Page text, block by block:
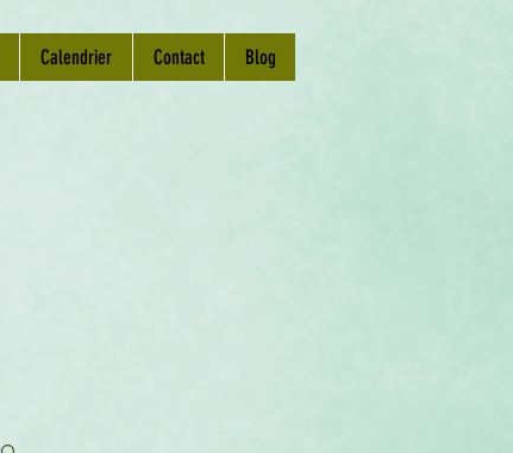
Calendrier Contact Blog